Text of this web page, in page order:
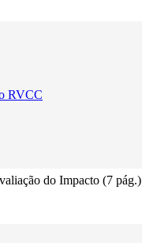
RVCC
do Impacto (7 pág.)